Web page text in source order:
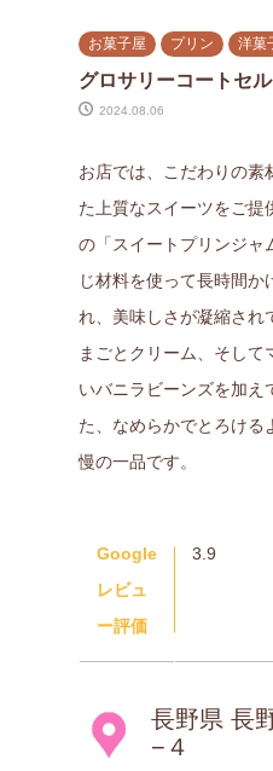
お菓子屋 プリン 洋菓
グロサリーコートセ
2024.08.06
お店では、こだわりの素
た上質なスイーツをご提
の「スイートプリンジャ
じ材料を使って長時間か
れ、美味しさが凝縮され
まごとクリーム、そして
いバニラビーンズを加え
た、なめらかでとろける
慢の一品です。
Google
レビュ
ー評価
3.9
長野県 長
−４